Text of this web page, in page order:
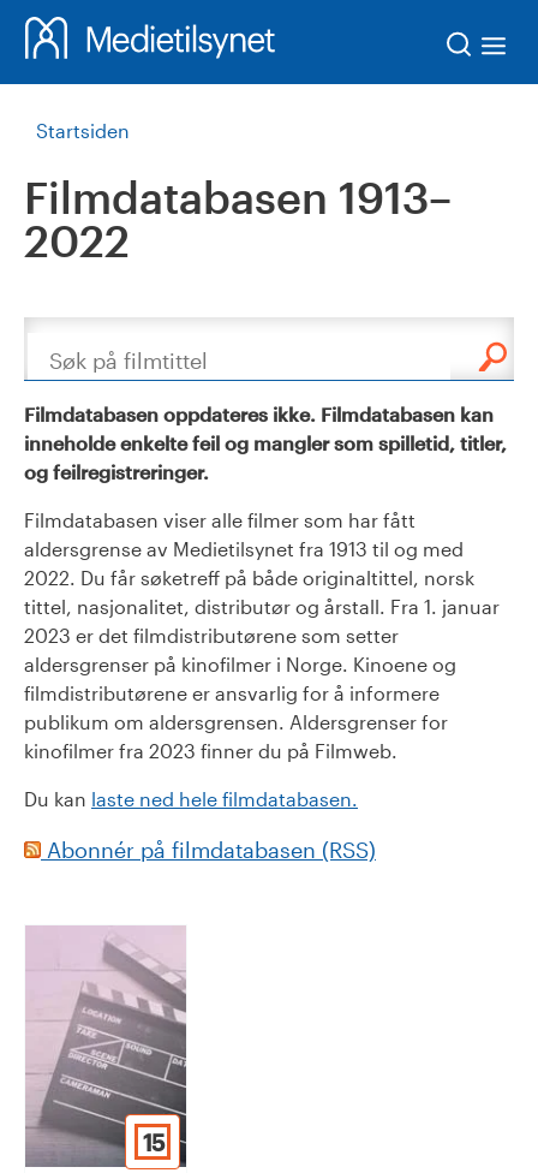
Startsiden
Filmdatabasen 1913–
2022
Søk
Filmdatabasen oppdateres ikke. Filmdatabasen kan
inneholde enkelte feil og mangler som spilletid, titler,
og feilregistreringer.
Filmdatabasen viser alle filmer som har fått
aldersgrense av Medietilsynet fra 1913 til og med
2022. Du får søketreff på både originaltittel, norsk
tittel, nasjonalitet, distributør og årstall. Fra 1. januar
2023 er det filmdistributørene som setter
aldersgrenser på kinofilmer i Norge. Kinoene og
filmdistributørene er ansvarlig for å informere
publikum om aldersgrensen. Aldersgrenser for
kinofilmer fra 2023 finner du på Filmweb.
Du kan laste ned hele filmdatabasen.
Abonnér på filmdatabasen (RSS)
15